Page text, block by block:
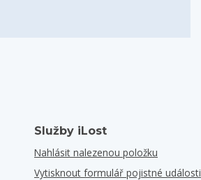
Služby iLost
Nahlásit nalezenou položku
Vytisknout formulář pojistné události